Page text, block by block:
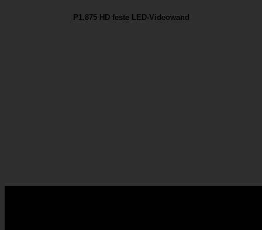
P1.875 HD feste LED-Videowand